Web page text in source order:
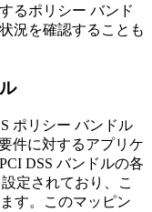
るポリシー バンド
況を確認することも
ポリシー バンドル
件に対するアプリケ
DSS バンドルの各
設定されており、こ
す。このマッピン